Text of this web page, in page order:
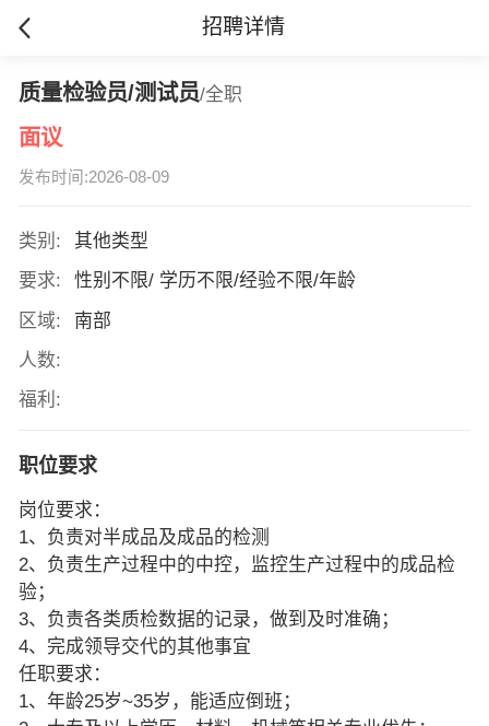
招聘详情
质量检验员/测试员/全职
面议
发布时间:2026-08-09
类别:
其他类型
要求:
性别不限/ 学历不限/经验不限/年龄
区域:
南部
人数:
福利:
职位要求
岗位要求：
1、负责对半成品及成品的检测
2、负责生产过程中的中控，监控生产过程中的成品检
验；
3、负责各类质检数据的记录，做到及时准确；
4、完成领导交代的其他事宜
任职要求：
1、年龄25岁~35岁，能适应倒班；